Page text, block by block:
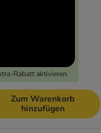
Rabatt aktivieren
Zum Warenkorb
hinzufügen